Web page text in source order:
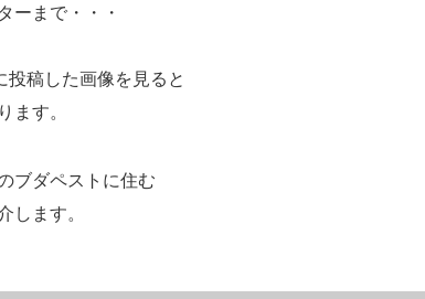
ーまで・・・
稿した画像を見ると
ます。
ブダペストに住む
します。